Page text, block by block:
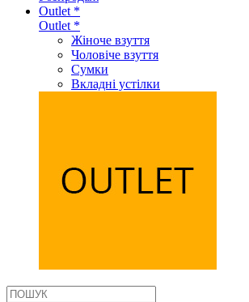
Outlet *
Outlet *
Жіноче взуття
Чоловіче взуття
Сумки
Вкладні устілки